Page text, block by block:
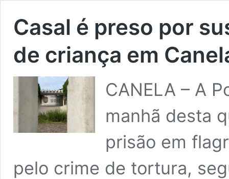
Casal é preso por
de criança em
CANELA – A
manhã desta
prisão em
pelo crime de tortura,